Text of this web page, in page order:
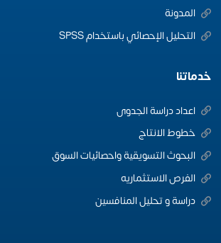
المدونة
التحليل الإحصائي باستخدام SPSS
خدماتنا
اعداد دراسة الجدوى
خطوط الانتاج
البحوث التسويقية واحصائيات السوق
الفرص الاستثماريه
دراسة و تحليل المنافسين